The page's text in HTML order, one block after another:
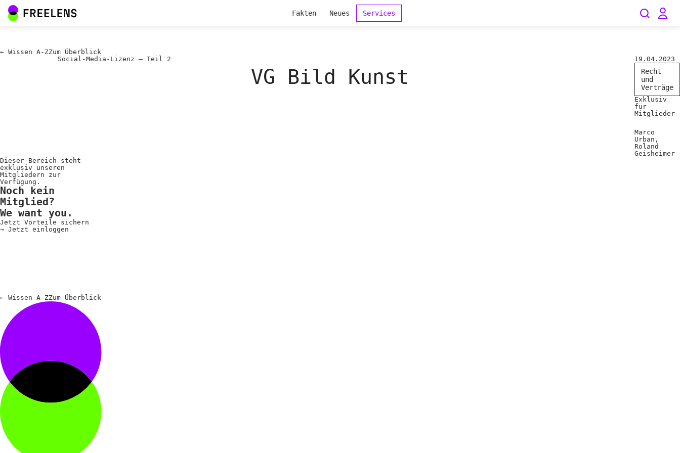
Fakten Neues Services
← Wissen A-ZZum Überblick
Social-Media-Lizenz – Teil 2
VG Bild Kunst
19.04.2023
Recht
und
Verträge
Exklusiv
für
Mitglieder
Marco
Urban,
Roland
Geisheimer
Dieser Bereich steht
exklusiv unseren
Mitgliedern zur
Verfügung.
Noch kein
Mitglied?
We want you.
Jetzt Vorteile sichern
→ Jetzt einloggen
← Wissen A-ZZum Überblick